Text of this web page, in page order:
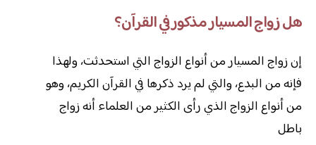
هل زواج المسيار مذكور في القرآن؟
إن زواج المسيار من أنواع الزواج التي استحدثت، ولهذا
فإنه من البدع، والتي لم يرد ذكرها في القرآن الكريم، وهو
من أنواع الزواج الذي رأى الكثير من العلماء أنه زواج
باطل